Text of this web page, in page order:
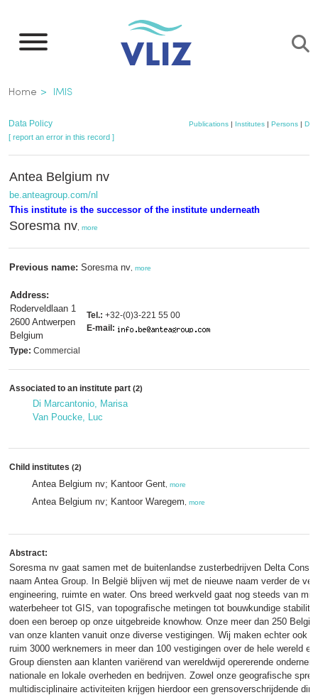
main
Breadcrumb
Home IMIS
Data Policy Publications| Institutes| Persons|
[ report an error in this record ]
Antea Belgium nv
be.anteagroup.com/nl
This institute is the successor of the institute underneath
Soresma nv more
Previous name: Soresma nv more
Address:
Roderveldlaan 1
2600 Antwerpen
Belgium
Tel.: +32-(0)3-221 55 00
E-mail:
Type: Commercial
Associated to an institute part (2)
Di Marcantonio, Marisa
Van Poucke, Luc
Child institutes (2)
Antea Belgium nv; Kantoor Gent more
Antea Belgium nv; Kantoor Waregem more
Abstract:
Soresma nv gaat samen met de buitenlandse zusterbedrijven Delta
naam Antea Group. In België blijven wij met de nieuwe naam verder de
engineering, ruimte en water. Ons breed werkveld gaat nog steeds van
waterbeheer tot GIS, van topografische metingen tot bouwkundige
doen een beroep op onze uitgebreide knowhow. Onze meer dan 250
van onze klanten vanuit onze diverse vestigingen. Wij maken echter ook
ruim 3000 werknemers in meer dan 100 vestigingen over de hele wereld
Group diensten aan klanten variërend van wereldwijd opererende
nationale en lokale overheden en bedrijven. Zowel onze geografische
multidisciplinaire activiteiten krijgen hierdoor een grensoverschrijdende